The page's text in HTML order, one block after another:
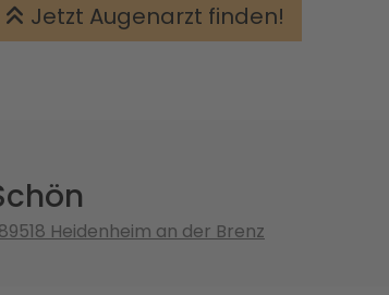
Jetzt Augenarzt finden!
Heidenheim an der Brenz